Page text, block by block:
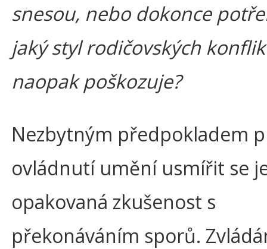
snesou, nebo dokonce
jaký styl rodičovských
naopak poškozuje?
Nezbytným předpokladem
ovládnutí umění usmířit se
opakovaná zkušenost s
překonáváním sporů.